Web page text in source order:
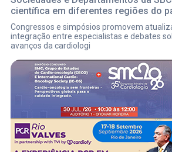
científica em diferentes regiões do
Congressos e simpósios promovem
integração entre especialistas e debates
avanços da cardiologi